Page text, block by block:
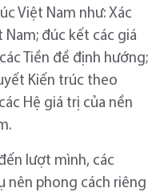
Việt Nam như: Xác
Nam; đúc kết các giá
Tiền đề định hướng;
Kiến trúc theo
Hệ giá trị của nền
lượt mình, các
nên phong cách riêng